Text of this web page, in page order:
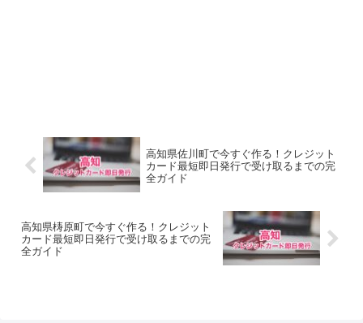
高知県佐川町で今すぐ作る！クレジット
カード最短即日発行で受け取るまでの完
全ガイド
高知県梼原町で今すぐ作る！クレジット
カード最短即日発行で受け取るまでの完
全ガイド